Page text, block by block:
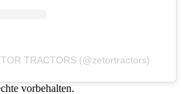
TRACTORS (@zetortractors)
vorbehalten.